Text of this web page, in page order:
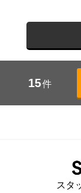
15件
スタ